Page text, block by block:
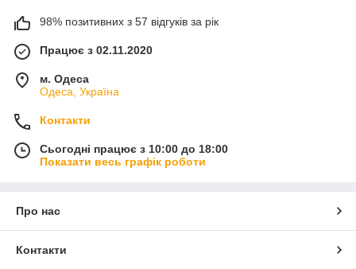
98% позитивних з 57 відгуків за рік
Працює з 02.11.2020
м. Одеса
Одеса, Україна
Контакти
Сьогодні працює з 10:00 до 18:00
Показати весь графік роботи
Про нас
Контакти